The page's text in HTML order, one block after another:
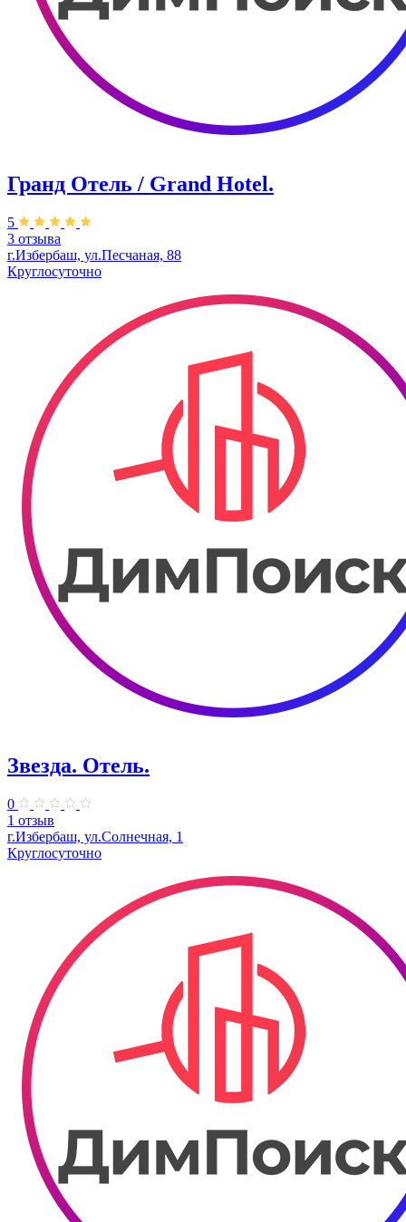
Гранд Отель / Grand Hotel.
5
3 отзыва
г.Избербаш, ул.Песчаная, 88
Круглосуточно
Звезда. Отель.
0
1 отзыв
г.Избербаш, ул.Солнечная, 1
Круглосуточно